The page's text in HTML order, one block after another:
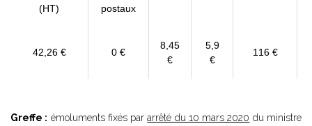
(HT)
postaux
42,26 € 0 €
8,45
€
5,9
€
116 €
Greffe : émoluments fixés pararrêté du 10 mars 2020 du ministre